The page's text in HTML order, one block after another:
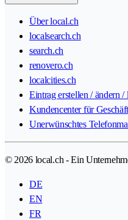
Über local.ch
localsearch.ch
search.ch
renovero.ch
localcities.ch
Eintrag erstellen / ändern /
Kundencenter für
Unerwünschtes
© 2026 local.ch - Ein
DE
EN
FR